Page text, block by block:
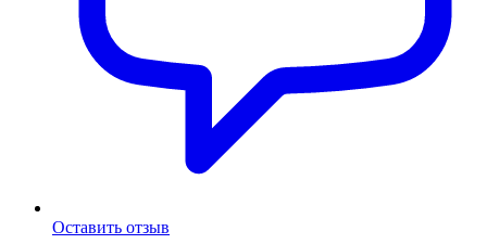
Оставить отзыв